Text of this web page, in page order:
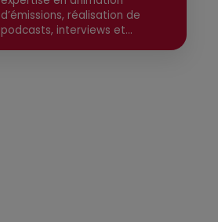
d’émissions, réalisation de
podcasts, interviews et